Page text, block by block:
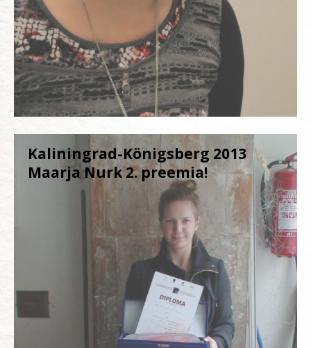
Kaliningrad-Königsberg 2013
Maarja Nurk 2. preemia!